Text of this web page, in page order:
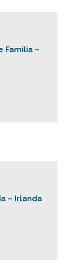
Familia –
– Irlanda